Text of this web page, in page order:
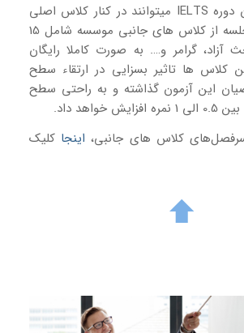
تمامی زبان آموزان دوره IELTS میتوانند در کنار کلاس اصلی
خود تا سقف 30 جلسه از کلاس های جانبی موسسه شامل 15
آزاد، گرامر و…. به صورت کاملا رایگان
کلاس ها تاثیر بسزایی در ارتقاء سطح
این آزمون گذاشته و به راحتی سطح
داد.
کلاس های جانبی، اینجاکلیک